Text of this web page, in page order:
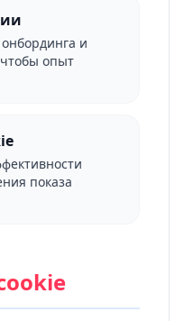
и
опыт
показа